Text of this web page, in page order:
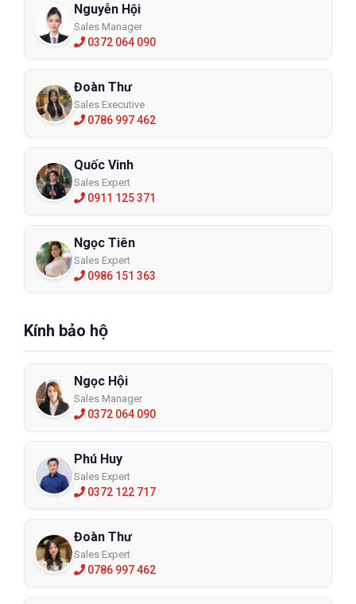
Nguyễn Hội
Sales Manager
0372 064 090
Đoàn Thư
Sales Executive
0786 997 462
Quốc Vinh
Sales Expert
0911 125 371
Ngọc Tiên
Sales Expert
0986 151 363
Kính bảo hộ
Ngọc Hội
Sales Manager
0372 064 090
Phú Huy
Sales Expert
0372 122 717
Đoàn Thư
Sales Expert
0786 997 462